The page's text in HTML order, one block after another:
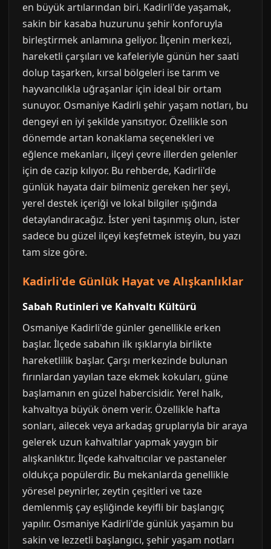
en büyük artılarından biri. Kadirli'de yaşamak,
sakin bir kasaba huzurunu şehir konforuyla
birleştirmek anlamına geliyor. İlçenin merkezi,
hareketli çarşıları ve kafeleriyle günün her saati
dolup taşarken, kırsal bölgeleri ise tarım ve
hayvancılıkla uğraşanlar için ideal bir ortam
sunuyor. Osmaniye Kadirli şehir yaşam notları, bu
dengeyi en iyi şekilde yansıtıyor. Özellikle son
dönemde artan konaklama seçenekleri ve
eğlence mekanları, ilçeyi çevre illerden gelenler
için de cazip kılıyor. Bu rehberde, Kadirli'de
günlük hayata dair bilmeniz gereken her şeyi,
yerel destek içeriği ve lokal bilgiler ışığında
detaylandıracağız. İster yeni taşınmış olun, ister
sadece bu güzel ilçeyi keşfetmek isteyin, bu yazı
tam size göre.
Kadirli'de Günlük Hayat ve Alışkanlıklar
Sabah Rutinleri ve Kahvaltı Kültürü
Osmaniye Kadirli'de günler genellikle erken
başlar. İlçede sabahın ilk ışıklarıyla birlikte
hareketlilik başlar. Çarşı merkezinde bulunan
fırınlardan yayılan taze ekmek kokuları, güne
başlamanın en güzel habercisidir. Yerel halk,
kahvaltıya büyük önem verir. Özellikle hafta
sonları, ailecek veya arkadaş gruplarıyla bir araya
gelerek uzun kahvaltılar yapmak yaygın bir
alışkanlıktır. İlçede kahvaltıcılar ve pastaneler
oldukça popülerdir. Bu mekanlarda genellikle
yöresel peynirler, zeytin çeşitleri ve taze
demlenmiş çay eşliğinde keyifli bir başlangıç
yapılır. Osmaniye Kadirli'de günlük yaşamın bu
sakin ve lezzetli başlangıcı, şehir yaşam notları